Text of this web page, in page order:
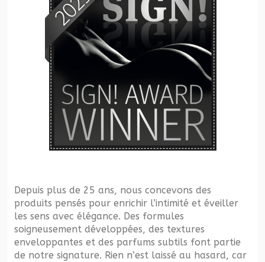
Depuis plus de 25 ans, nous concevons des
produits pensés pour enrichir l’intimité et éveiller
les sens avec élégance. Des formules
soigneusement développées, des textures
enveloppantes et des parfums subtils font partie
de notre signature. Rien n’est laissé au hasard, car